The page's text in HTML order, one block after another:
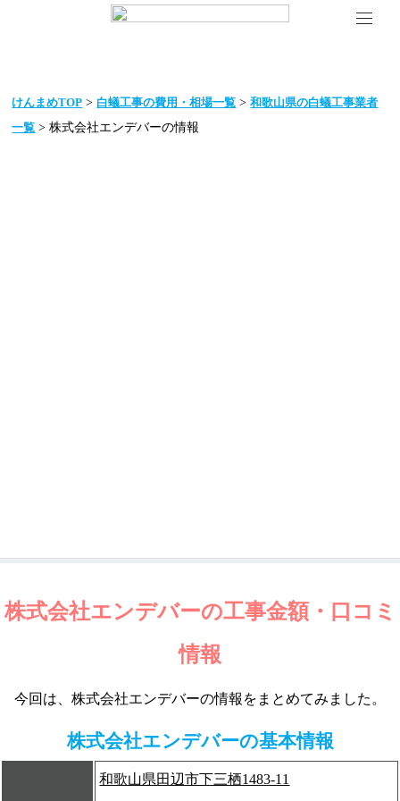
けんまめTOP > 白蟻工事の費用・相場一覧 >和歌山県の白蟻工事業者
一覧 > 株式会社エンデバーの情報
株式会社エンデバーの工事金額・口コミ
情報
今回は、株式会社エンデバーの情報をまとめてみました。
株式会社エンデバーの基本情報
和歌山県田辺市下三栖1483-11